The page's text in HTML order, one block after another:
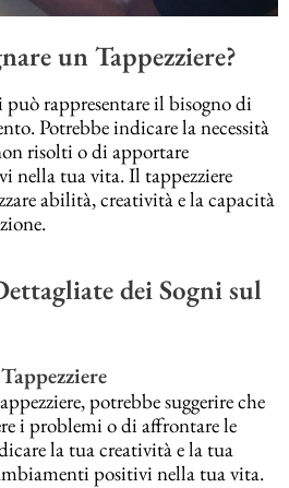
un Tappezziere?
può rappresentare il bisogno di
Potrebbe indicare la necessità
risolti o di apportare
nella tua vita. Il tappezziere
abilità, creatività e la capacità
dei Sogni sul
potrebbe suggerire che
i problemi o di affrontare le
la tua creatività e la tua
positivi nella tua vita.